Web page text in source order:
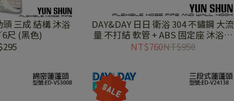
尺 (黑色)
DAY&DAY 日日 衛浴 304 不鏽鋼 大流
量 不打結 軟管 + ABS 固定座 沐浴軟
管 ED-VS 04057
NT$760NT$950